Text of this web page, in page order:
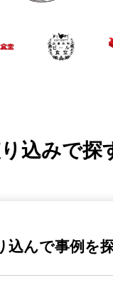
込みで探
込んで事例を